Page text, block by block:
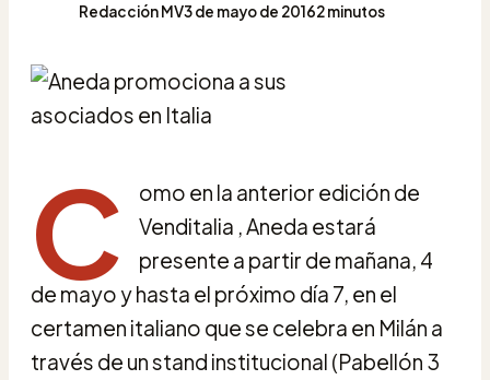
Redacción MV3 de mayo de 20162 minutos
C
omo en la anterior edición de
Venditalia , Aneda estará
presente a partir de mañana, 4
de mayo y hasta el próximo día 7, en el
certamen italiano que se celebra en Milán a
través de un stand institucional (Pabellón 3